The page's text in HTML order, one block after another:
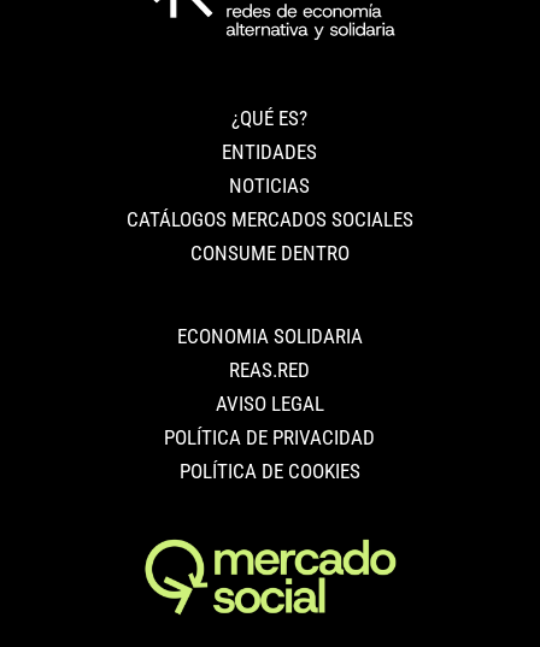
¿QUÉ ES?
ENTIDADES
NOTICIAS
CATÁLOGOS MERCADOS SOCIALES
CONSUME DENTRO
ECONOMIA SOLIDARIA
REAS.RED
AVISO LEGAL
POLÍTICA DE PRIVACIDAD
POLÍTICA DE COOKIES